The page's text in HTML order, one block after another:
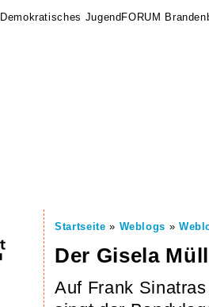
Demokratisches JugendFORUM
Startseite » Weblogs »
Der Gisela
Auf Frank